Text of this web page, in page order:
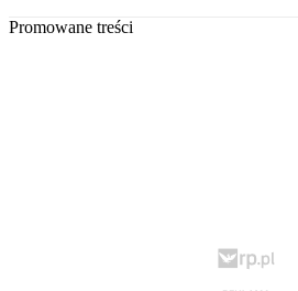
Promowane treści